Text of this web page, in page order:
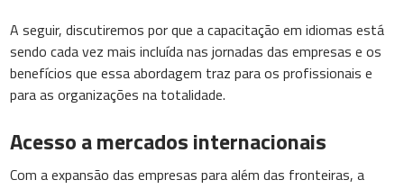
A seguir, discutiremos por que a capacitação em idiomas está
sendo cada vez mais incluída nas jornadas das empresas e os
benefícios que essa abordagem traz para os profissionais e
para as organizações na totalidade.
Acesso a mercados internacionais
Com a expansão das empresas para além das fronteiras, a